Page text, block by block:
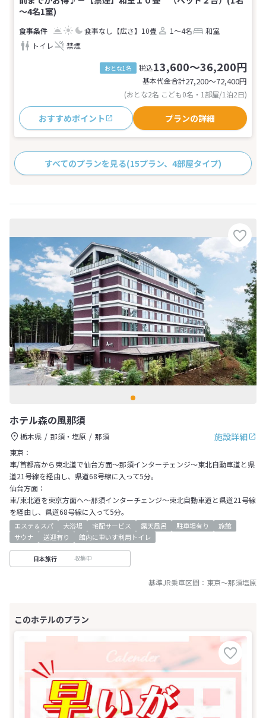
～4名1室)
食事なし 【広さ】10畳 1～4名
和室
トイレ
禁煙
おとな1名 税込13,600～36,200円
基本代金合計27,200〜72,400円
(おとな2名 こども0名・1部屋/1泊2日)
おすすめポイント プランの詳細
すべてのプランを見る(15プラン、4部屋タイプ)
ホテル森の風那須
施設詳細
栃木県 那須・塩原
那須
東京：
車/首都高から東北道で仙台方面～那須インターチェンジ～東北自動車道と県
道21号線を経由し、県道68号線に入って5分。
仙台方面：
車/東北道を東京方面へ～那須インターチェンジ～東北自動車道と県道21号線
を経由し、県道68号線に入って5分。
エステ＆スパ 大浴場 宅配サービス 露天風呂 駐車場有り
旅館
サウナ
送迎有り 館内に車いす利用トイレ
日本旅行 収集中
基準JR乗車区間： 東京～那須塩原